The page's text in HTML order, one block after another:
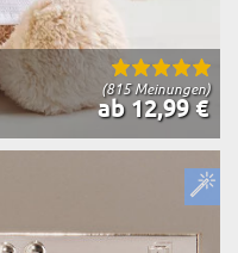
(815 Meinungen)
ab 12,99 €